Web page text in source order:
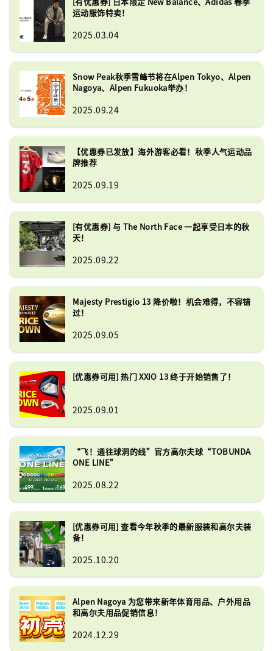
运动服饰特卖！
2025.03.04
Snow Peak秋季雪峰节将在Alpen Tokyo、Alpen
Nagoya、Alpen Fukuoka举办！
2025.09.24
【优惠券已发放】海外游客必看！秋季人气运动品
牌推荐
2025.09.19
[有优惠券] 与 The North Face 一起享受日本的秋
天！
2025.09.22
Majesty Prestigio 13 降价啦！机会难得，不容错
过！
2025.09.05
[优惠券可用] 热门 XXIO 13 终于开始销售了！
2025.09.01
“飞！通往球洞的线”官方高尔夫球“TOBUNDA
ONE LINE”
2025.08.22
[优惠券可用] 查看今年秋季的最新服装和高尔夫装
备！
2025.10.20
Alpen Nagoya 为您带来新年体育用品、户外用品
和高尔夫用品促销信息！
2024.12.29